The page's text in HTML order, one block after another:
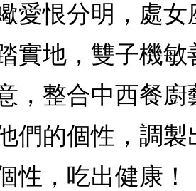
愛恨分明，處
實地，雙子機
，整合中西餐
們的個性，調
性，吃出健康！